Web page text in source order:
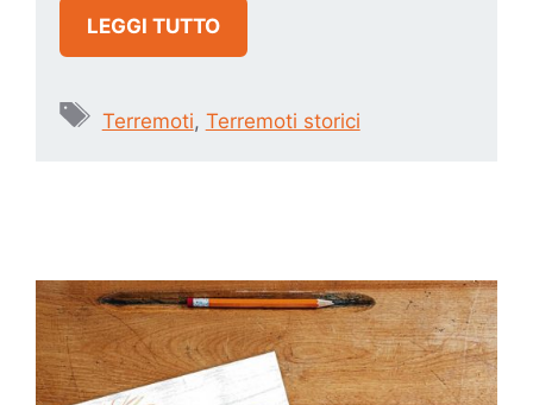
LEGGI TUTTO
Tag
Terremoti, Terremoti storici